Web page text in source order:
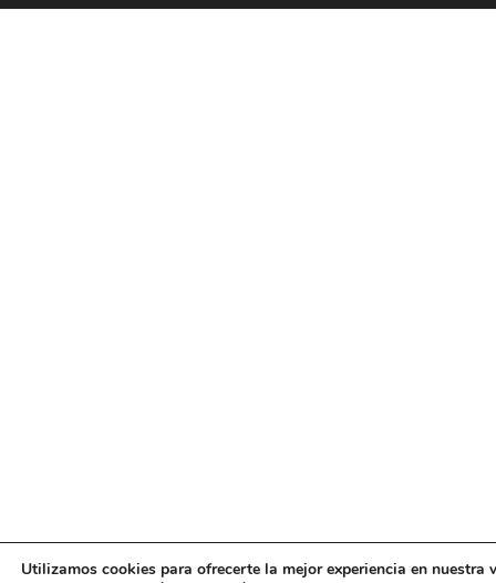
Utilizamos cookies para ofrecerte la mejor experiencia en nuestra